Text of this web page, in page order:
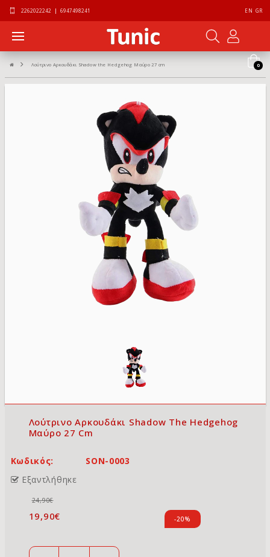
2262022242 | 6947498241 EN GR
0
Λούτρινο Αρκουδάκι Shadow the Hedgehog Μαύρο 27 cm
Λούτρινο Αρκουδάκι Shadow The Hedgehog
Μαύρο 27 Cm
Κωδικός:
SON-0003
Εξαντλήθηκε
19,90€
24,90€
-20%